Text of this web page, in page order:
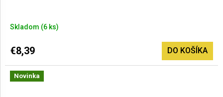
Skladom (6 ks)
€8,39 DO KOŠÍKA
Novinka